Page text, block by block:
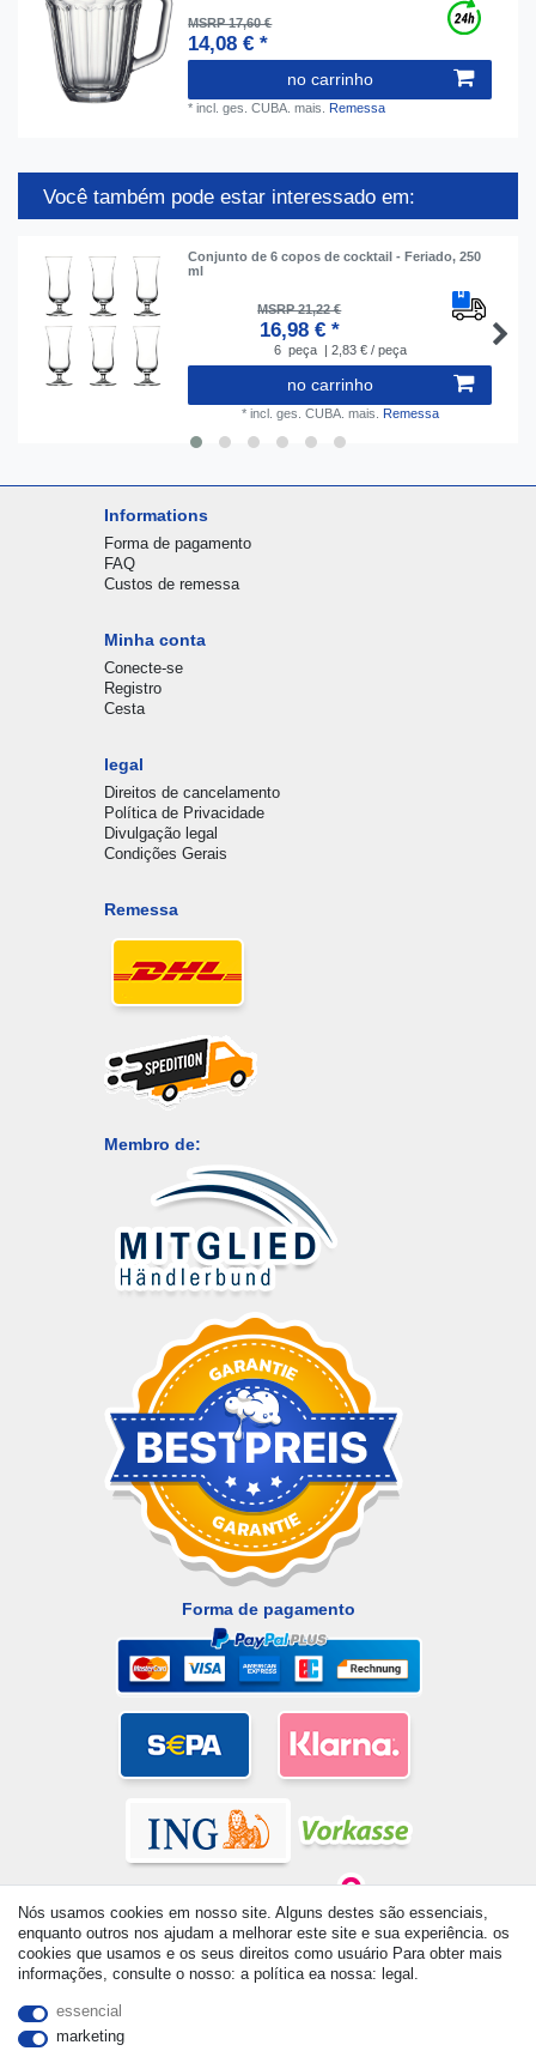
MSRP 17,60 €
14,08 € *
no carrinho
*incl. ges. CUBA. mais. Remessa
Você também pode estar interessado em:
Conjunto de 6 copos de cocktail - Feriado, 250
ml
MSRP 21,22 €
16,98 € *
6 peça | 2,83 € / peça
no carrinho
* incl. ges. CUBA. mais. Remessa
Informations
Forma de pagamento
FAQ
Custos de remessa
Minha conta
Conecte-se
Registro
Cesta
legal
Direitos de cancelamento
Política de Privacidade
Divulgação legal
Condições Gerais
Remessa
Membro de:
Forma de pagamento
© Copyright 2026 | Todos os direitos reservados. - All rights
| * Applies to deliveries to the UK!
Nós usamos cookies em nosso site. Alguns destes são essenciais,
enquanto outros nos ajudam a melhorar este site e sua experiência. os
cookies que usamos e os seus direitos como usuário Para obter mais
informações, consulte o nosso: a política ea nossa: legal.
essencial
marketing